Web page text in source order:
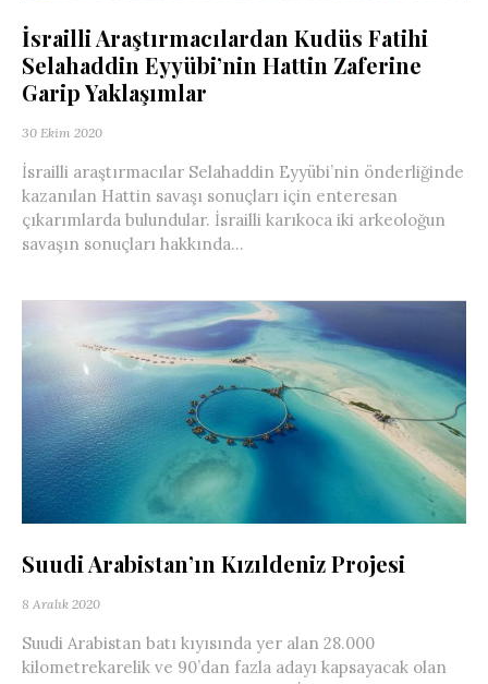
İsrailli Araştırmacılardan Kudüs Fatihi
Selahaddin Eyyübi’nin Hattin Zaferine
Garip Yaklaşımlar
30 Ekim 2020
İsrailli araştırmacılar Selahaddin Eyyübi’nin önderliğinde
kazanılan Hattin savaşı sonuçları için enteresan
çıkarımlarda bulundular. İsrailli karıkoca iki arkeoloğun
savaşın sonuçları hakkında...
Suudi Arabistan’ın Kızıldeniz Projesi
8 Aralık 2020
Suudi Arabistan batı kıyısında yer alan 28.000
kilometrekarelik ve 90’dan fazla adayı kapsayacak olan